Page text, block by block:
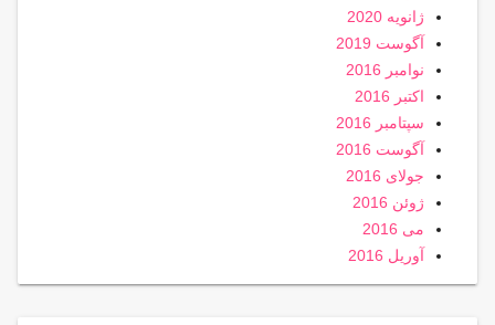
ژانویه 2020
آگوست 2019
نوامبر 2016
اکتبر 2016
سپتامبر 2016
آگوست 2016
جولای 2016
ژوئن 2016
می 2016
آوریل 2016